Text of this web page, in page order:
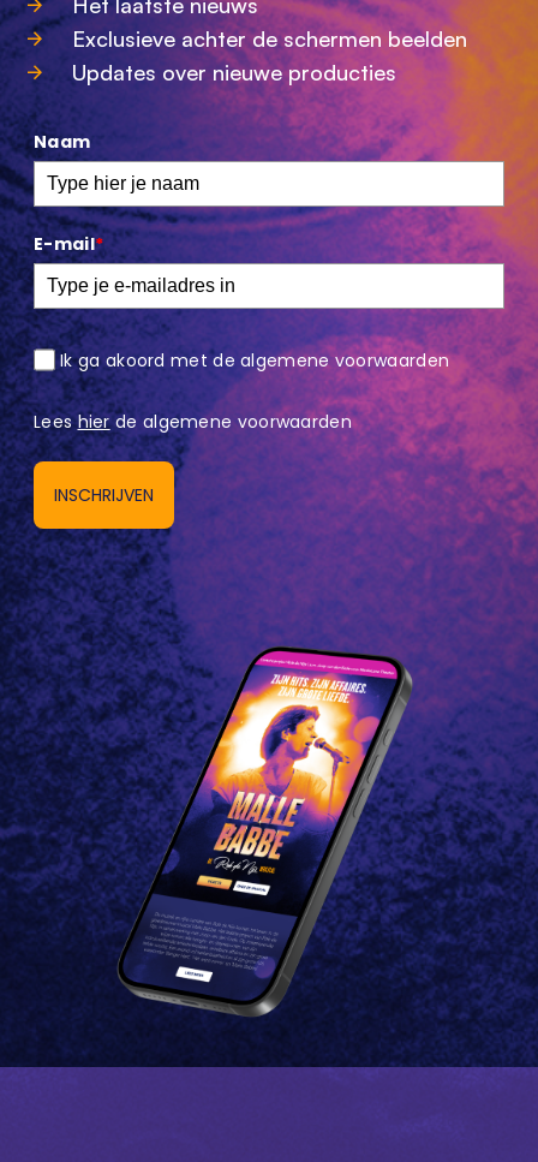
Het laatste nieuws
Exclusieve achter de schermen beelden
Updates over nieuwe producties
Naam
E-mail*
Ik ga akoord met de algemene voorwaarden
Leeshierde algemene voorwaarden
INSCHRIJVEN